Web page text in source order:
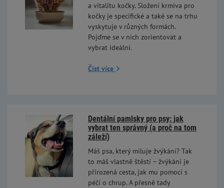
a vitalitu kočky. Složení krmiva pro
kočky je specifické a také se na trhu
vyskytuje v různých formách.
Pojďme se v nich zorientovat a
vybrat ideální.
Číst více
Dentální pamlsky pro psy: jak
vybrat ten správný (a proč na tom
záleží)
Máš psa, který miluje žvýkání? Tak
to máš vlastně štěstí – žvýkání je
přirozená cesta, jak mu pomoci s
péčí o chrup. A přesně tady